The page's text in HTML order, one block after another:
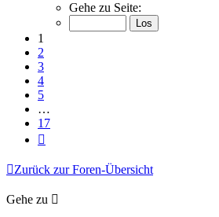
von
Gehe zu Seite:
1
2
3
4
5
…
17
Zurück zur Foren-Übersicht
Gehe zu